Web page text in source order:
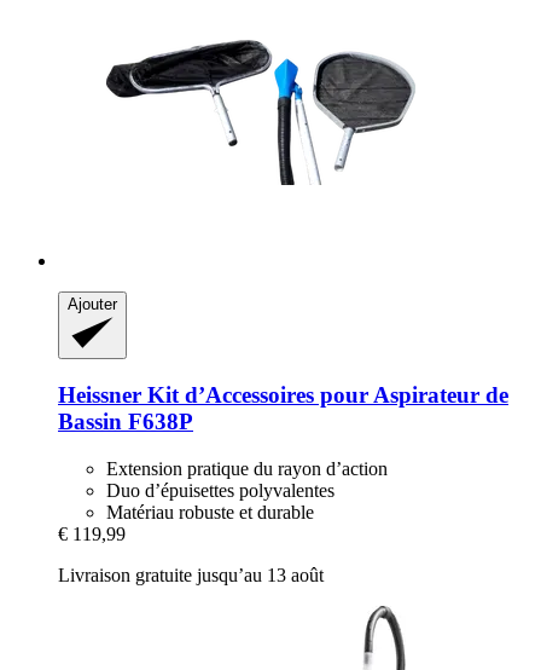
Ajouter
Heissner Kit d’Accessoires pour Aspirateur de
Bassin F638P
Extension pratique du rayon d’action
Duo d’épuisettes polyvalentes
Matériau robuste et durable
€ 119,99
Livraison gratuite jusqu’au 13 août